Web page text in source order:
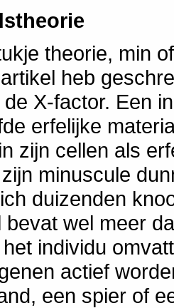
theorie, min
heb
X-factor. Een
erfelijke
zijn cellen als
minuscule
duizenden
wel meer
individu
actief
een spier of